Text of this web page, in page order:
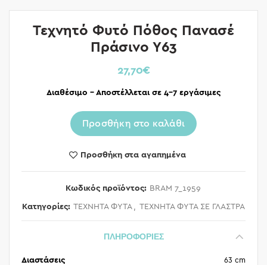
Τεχνητό Φυτό Πόθος Πανασέ
Πράσινο Υ63
27,70€
Διαθέσιμο – Αποστέλλεται σε 4-7 εργάσιμες
Προσθήκη στο καλάθι
Προσθήκη στα αγαπημένα
Κωδικός προϊόντος: BRAM 7_1959
Κατηγορίες: ΤΕΧΝΗΤΑ ΦΥΤΑ , ΤΕΧΝΗΤΑ ΦΥΤΑ ΣΕ ΓΛΑΣΤΡΑ
ΠΛΗΡΟΦΟΡΙΕΣ
Διαστάσεις 63 cm